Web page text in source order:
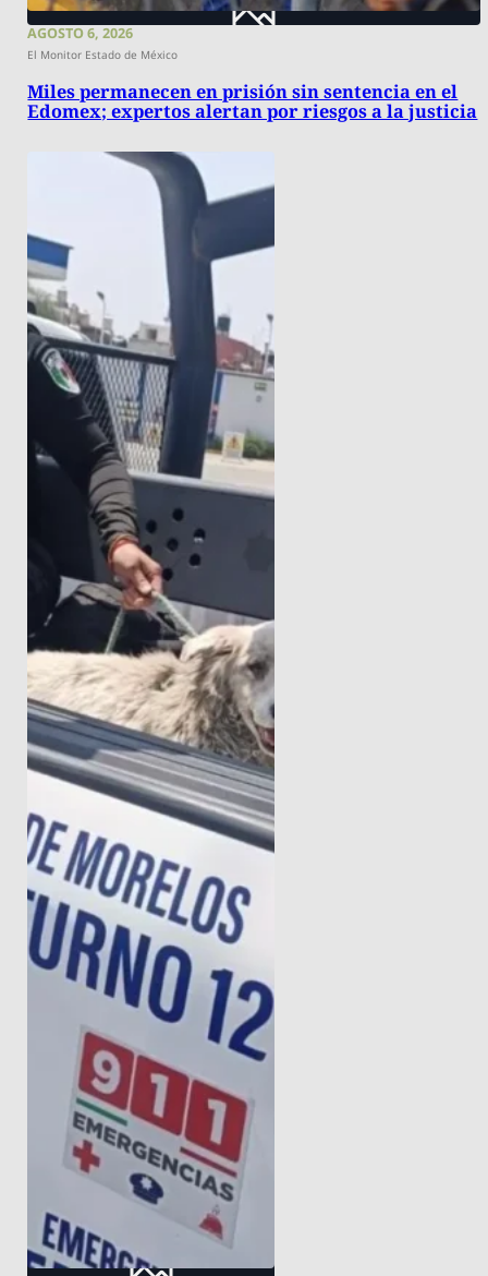
AGOSTO 6, 2026
El Monitor Estado de México
Miles permanecen en prisión sin sentencia en el
Edomex; expertos alertan por riesgos a la justicia